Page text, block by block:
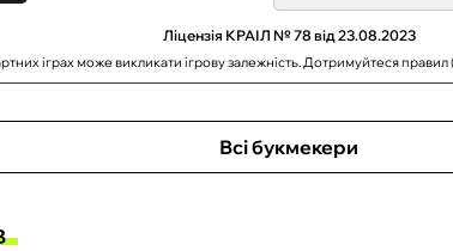
Ліцензія КРАІЛ № 78 від 23.08.2023
іграх може викликати ігрову залежність. Дотримуйтеся правил
Всі букмекери